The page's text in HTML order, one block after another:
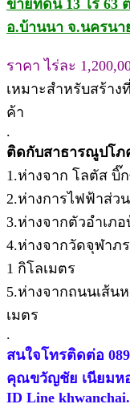
ขายที่ดิน 13 ไร่ 63
อ.บ้านนา จ.นครนา
ราคา ไร่ละ
เหมาะสำหรับสร้า
ค้า
.
ติดกับสาธารณูปโภ
1.ห่างจาก โลตัส บิ๊
2.ห่างการไฟฟ้าส่ว
3.ห่างจากตัวอำเภ
4.ห่างจากวัดจุฬาภ
1 กิโลเมตร
5.ห่างจากถนนเส้น
เมตร
.
สนใจโทรติดต่อ
คุณขวัญชัย เนียมห
ID Line